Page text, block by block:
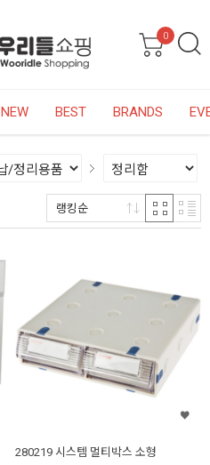
0
NEW BEST BRANDS
랭킹순
280219 시스템 멀티박스 소형